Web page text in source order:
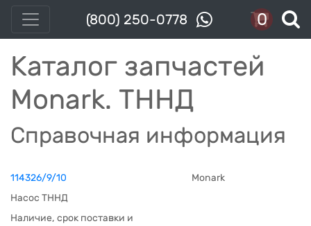
(800) 250-0778 0
Каталог запчастей
Monark. ТННД
Справочная информация
114326/9/10
Monark
Насос ТННД
Наличие, срок поставки и